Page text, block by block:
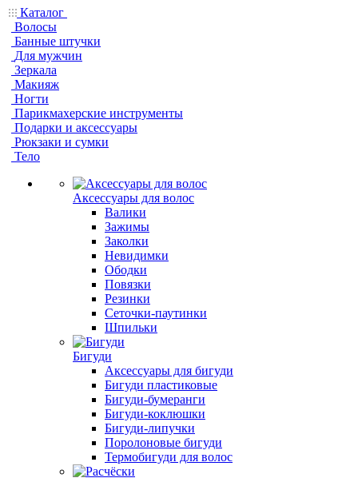
Каталог
Волосы
Банные штучки
Для мужчин
Зеркала
Макияж
Ногти
Парикмахерские инструменты
Подарки и аксессуары
Рюкзаки и сумки
Тело
Аксессуары для волос
Валики
Зажимы
Заколки
Невидимки
Ободки
Повязки
Резинки
Сеточки-паутинки
Шпильки
Бигуди
Аксессуары для бигуди
Бигуди пластиковые
Бигуди-бумеранги
Бигуди-коклюшки
Бигуди-липучки
Поролоновые бигуди
Термобигуди для волос